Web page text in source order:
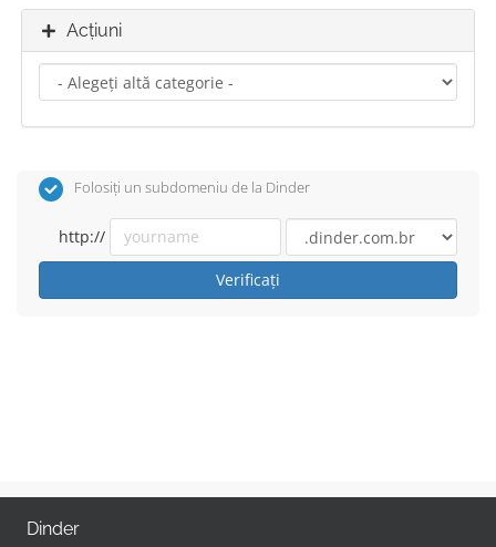
Acțiuni
Folosiți un subdomeniu de la Dinder
http://
Verificați
Dinder